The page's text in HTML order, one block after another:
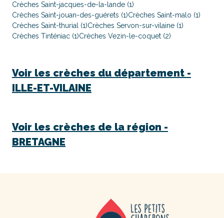
Crèches Saint-jacques-de-la-lande (1)
Crèches Saint-jouan-des-guérets (1)Crèches Saint-malo (1)
Crèches Saint-thurial (1)Crèches Servon-sur-vilaine (1)
Crèches Tinténiac (1)Crèches Vezin-le-coquet (2)
Voir les crèches du département -
ILLE-ET-VILAINE
Voir les crèches de la région -
BRETAGNE